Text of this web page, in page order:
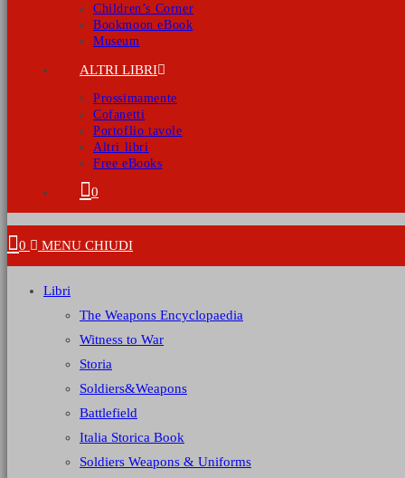
Children’s Corner
Bookmoon eBook
Museum
ALTRI LIBRI
Prossimamente
Cofanetti
Portoflio tavole
Altri libri
Free eBooks
0
0 MENU CHIUDI
Libri
The Weapons Encyclopaedia
Witness to War
Storia
Soldiers&Weapons
Battlefield
Italia Storica Book
Soldiers Weapons & Uniforms